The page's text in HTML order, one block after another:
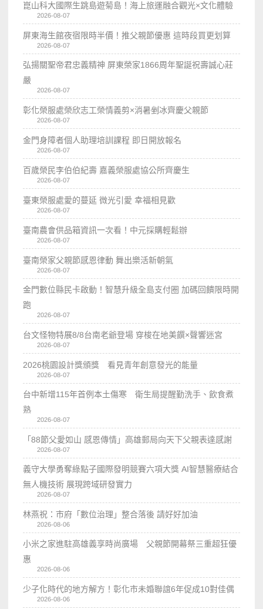
崑山科大國際生跳島遊菊島！海上旅運融合觀光×文化體驗
2026-08-07
屏東海生館夜宿限時半價！推父親節優惠 這時段買更划算
2026-08-07
弘揚關聖帝君忠義精神 屏東榮家1866周年聖誕祝壽誠心莊
嚴
2026-08-07
彰化榮服處榮欣志工榮情義剪×消暑剉冰齊慶父親節
2026-08-07
金門身障者個人助理培訓課程 即日開放報名
2026-08-07
百歲榮民李伯伯紀壽 嘉義榮服處協公所齊慶生
2026-08-07
臺東榮服處愛的蔓延 微光引愛 幸福相見歡
2026-08-07
臺南農會供品箱資訊一次看！中元採購輕鬆辦
2026-08-07
臺南榮家父親節感恩律動 舞出樂活新朝氣
2026-08-07
金門數位縣民卡啟動！智慧升級全島支付圈 加碼回饋限時開
跑
2026-08-07
台文怪物特展8/8台南老爺登場 穿梭在地美饌×聲響迷宮
2026-08-07
2026桃園設計獎頒獎 看見青年創意發光的能量
2026-08-07
台中新增115年首例本土傷寒 衛生局提醒勤洗手、飲食煮
熟
2026-08-07
「88節父愛如山 感恩傳情」高雄郵局向天下父親表達感謝
2026-08-07
義守大學勇奪綠點子國際發明競賽六項大獎 AI智慧醫療結合
無人機技術 展現跨域研發實力
2026-08-07
林燕祝：市府「數位治理」整合落後 請好好加油
2026-08-06
小米之家進駐高雄義享時尚廣場 父親節開幕祭三重超狂優
惠
2026-08-06
少子化時代的地方解方！彰化市未婚聯誼6年促成10對佳偶
2026-08-06